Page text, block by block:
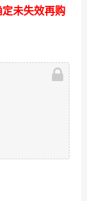
未失效再购